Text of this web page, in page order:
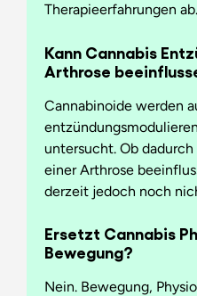
Therapieerfahrungen ab.
Kann Cannabis
Arthrose
Cannabinoide werden
untersucht. Ob
einer Arthrose
derzeit jedoch noch
Ersetzt Cannabis
Bewegung?
Nein. Bewegung,